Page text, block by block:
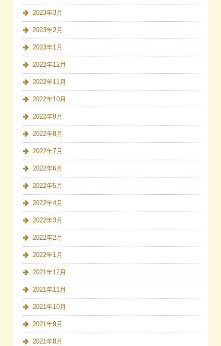
2023年3月
2023年2月
2023年1月
2022年12月
2022年11月
2022年10月
2022年9月
2022年8月
2022年7月
2022年6月
2022年5月
2022年4月
2022年3月
2022年2月
2022年1月
2021年12月
2021年11月
2021年10月
2021年9月
2021年8月